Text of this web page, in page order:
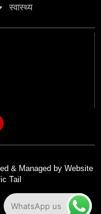
स्वास्थ्य
& Managed by Website
Tail
WhatsApp us